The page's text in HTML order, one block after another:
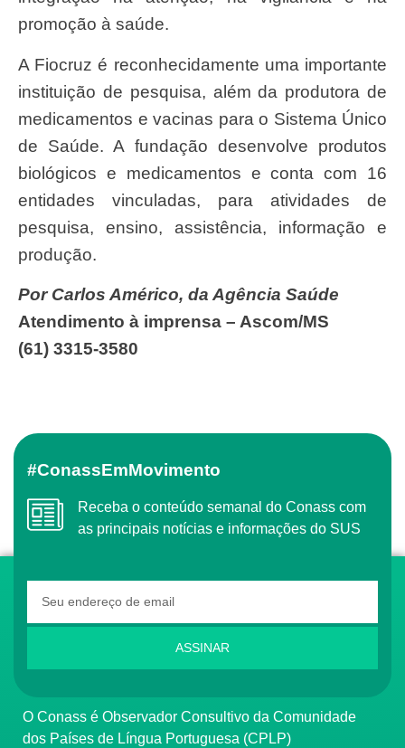
promoção à saúde.
A Fiocruz é reconhecidamente uma importante
instituição de pesquisa, além da produtora de
medicamentos e vacinas para o Sistema Único
de Saúde. A fundação desenvolve produtos
biológicos e medicamentos e conta com 16
entidades vinculadas, para atividades de
pesquisa, ensino, assistência, informação e
produção.
Por Carlos Américo, da Agência Saúde
Atendimento à imprensa – Ascom/MS
(61) 3315-3580
#ConassEmMovimento
Receba o conteúdo semanal do Conass com
as principais notícias e informações do SUS
ASSINAR
O Conass é Observador Consultivo da Comunidade
dos Países de Língua Portuguesa (CPLP)